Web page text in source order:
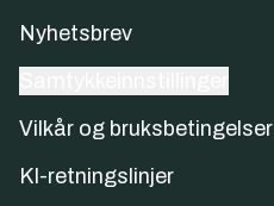
Nyhetsbrev
Vilkår og bruksbetingelser
KI-retningslinjer